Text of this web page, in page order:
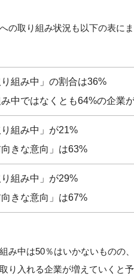
の取り組み状況も以下の表に
り組み中」の割合は36%
み中ではなくとも64%の企業
り組み中」が21%
向きな意向」は63%
り組み中」が29%
向きな意向」は67%
み中は50％はいかないものの
り入れる企業が増えていくと